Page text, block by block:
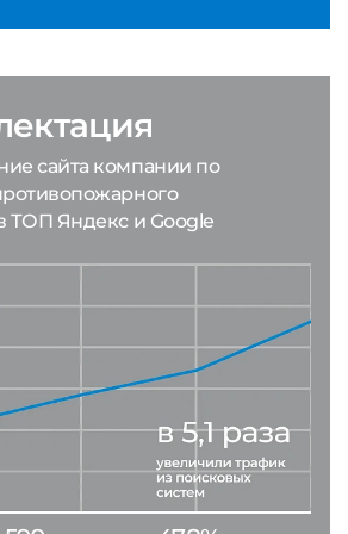
сайта компании по
ТОП Яндекс и Google